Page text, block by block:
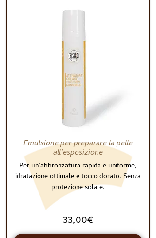
Emulsione per preparare la pelle
all’esposizione
Per un’abbronzatura rapida e uniforme,
idratazione ottimale e tocco dorato. Senza
protezione solare.
33,00€